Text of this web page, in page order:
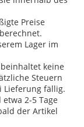
Preise
Lager im
beinhaltet keine
Steuern
Lieferung fällig.
2-5 Tage
der Artikel